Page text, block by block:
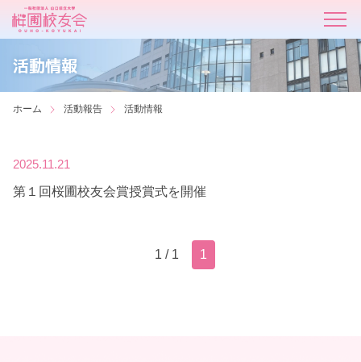
活動情報
ホーム 活動報告 活動情報
2025.11.21
第１回桜圃校友会賞授賞式を開催
1 / 1 1